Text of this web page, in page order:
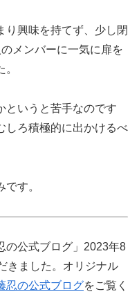
り興味を持てず、少し閉
メンバーに一気に扉を
というと苦手なのです
しろ積極的に出かけるべ
す。
の公式ブログ」2023年8
きました。オリジナル
忍の公式ブログをご覧く